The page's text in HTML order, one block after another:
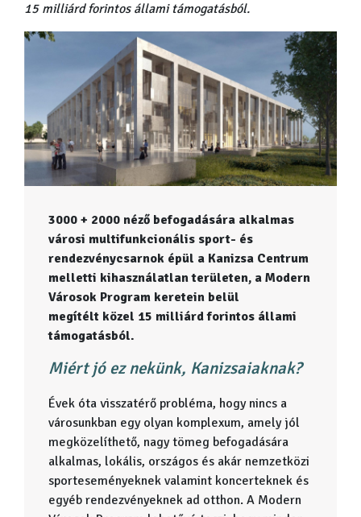
15 milliárd forintos állami támogatásból.
3000 + 2000 néző befogadására alkalmas
városi multifunkcionális sport- és
rendezvénycsarnok épül a Kanizsa Centrum
melletti kihasználatlan területen, a Modern
Városok Program keretein belül
megítélt közel 15 milliárd forintos állami
támogatásból.
Miért jó ez nekünk, Kanizsaiaknak?
Évek óta visszatérő probléma, hogy nincs a
városunkban egy olyan komplexum, amely jól
megközelíthető, nagy tömeg befogadására
alkalmas, lokális, országos és akár nemzetközi
sporteseményeknek valamint koncerteknek és
egyéb rendezvényeknek ad otthon. A Modern